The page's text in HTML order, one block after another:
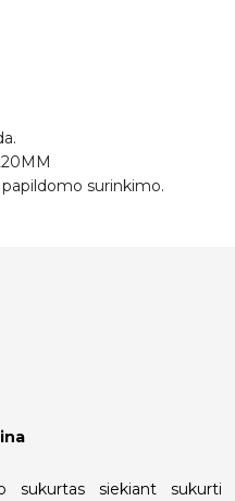
surinkimo.
sukurtas siekiant sukurti